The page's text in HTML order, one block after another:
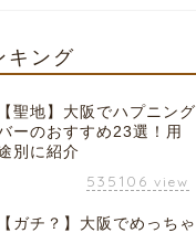
キング
【聖地】大阪でハプニング
ーのおすすめ23選！用
別に紹介
535106 view
【ガチ？】大阪でめっちゃ